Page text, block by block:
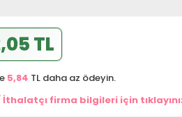
TL
5,84 TL daha az ödeyin.
firma bilgileri için